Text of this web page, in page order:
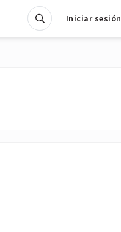
Iniciar sesión